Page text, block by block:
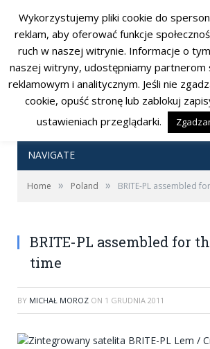
RSSFacebook
Twitter
NAVIGATE
Home » Poland » BRITE-PL assembled
BRITE-PL assembled for
time
BY MICHAŁ MOROZ ON 1 GRUDNIA 2011
Wykorzystujemy pliki cookie do
reklam, aby oferować funkcje
ruch w naszej witrynie. Informacje o
naszej witryny, udostępniamy partnerom
reklamowym i analitycznym. Jeśli nie
cookie, opuść stronę lub zablokuj
ustawieniach przeglądarki.